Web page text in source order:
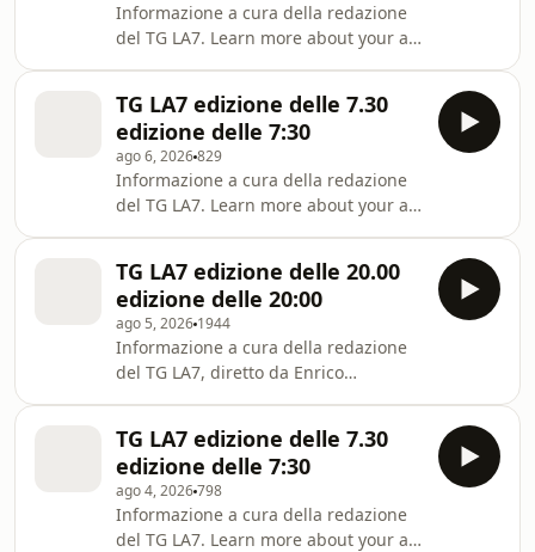
Informazione a cura della redazione
del TG LA7. Learn more about your ad
TG LA7 edizione delle 7.30
edizione delle 7:30
ago 6, 2026829
Informazione a cura della redazione
del TG LA7. Learn more about your ad
TG LA7 edizione delle 20.00
edizione delle 20:00
ago 5, 2026 1944
Informazione a cura della redazione
del TG LA7, diretto da Enrico
megaphone.fm/adchoices
TG LA7 edizione delle 7.30
edizione delle 7:30
ago 4, 2026798
Informazione a cura della redazione
del TG LA7. Learn more about your ad